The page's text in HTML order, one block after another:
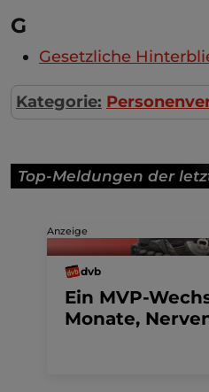
G
Gesetzliche
Kategorie:
Top-Meldungen der
Anzeige
dvb
Ein MVP-
Monate,